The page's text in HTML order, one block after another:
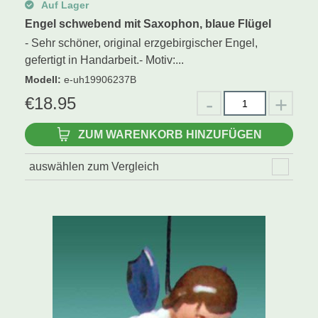
Auf Lager
Engel schwebend mit Saxophon, blaue Flügel
- Sehr schöner, original erzgebirgischer Engel,
gefertigt in Handarbeit.- Motiv:...
Modell: e-uh19906237B
€18.95
ZUM WARENKORB HINZUFÜGEN
auswählen zum Vergleich